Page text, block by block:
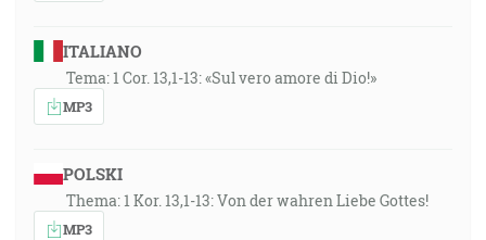
ITALIANO
Tema: 1 Cor. 13,1-13: «Sul vero amore di Dio!»
MP3
POLSKI
Thema: 1 Kor. 13,1-13: Von der wahren Liebe Gottes!
MP3